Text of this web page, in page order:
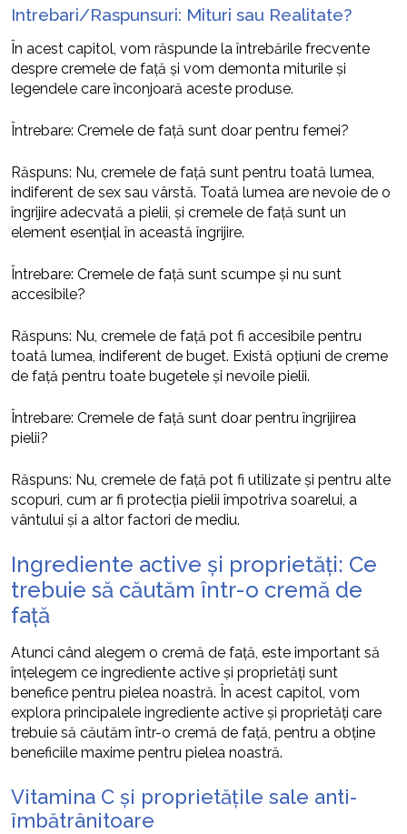
Intrebari/Raspunsuri: Mituri sau Realitate?
În acest capitol, vom răspunde la întrebările frecvente
despre cremele de față și vom demonta miturile și
legendele care înconjoară aceste produse.
Întrebare: Cremele de față sunt doar pentru femei?
Răspuns: Nu, cremele de față sunt pentru toată lumea,
indiferent de sex sau vârstă. Toată lumea are nevoie de o
îngrijire adecvată a pielii, și cremele de față sunt un
element esențial în această îngrijire.
Întrebare: Cremele de față sunt scumpe și nu sunt
accesibile?
Răspuns: Nu, cremele de față pot fi accesibile pentru
toată lumea, indiferent de buget. Există opțiuni de creme
de față pentru toate bugetele și nevoile pielii.
Întrebare: Cremele de față sunt doar pentru îngrijirea
pielii?
Răspuns: Nu, cremele de față pot fi utilizate și pentru alte
scopuri, cum ar fi protecția pielii împotriva soarelui, a
vântului și a altor factori de mediu.
Ingrediente active și proprietăți: Ce
trebuie să căutăm într-o cremă de
față
Atunci când alegem o cremă de față, este important să
înțelegem ce ingrediente active și proprietăți sunt
benefice pentru pielea noastră. În acest capitol, vom
explora principalele ingrediente active și proprietăți care
trebuie să căutăm într-o cremă de față, pentru a obține
beneficiile maxime pentru pielea noastră.
Vitamina C și proprietățile sale anti-
îmbătrânitoare